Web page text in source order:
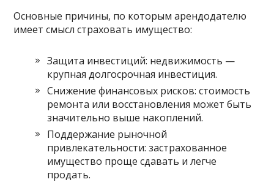
Основные причины, по которым арендодателю
имеет смысл страховать имущество:
Защита инвестиций: недвижимость —
крупная долгосрочная инвестиция.
Снижение финансовых рисков: стоимость
ремонта или восстановления может быть
значительно выше накоплений.
Поддержание рыночной
привлекательности: застрахованное
имущество проще сдавать и легче
продать.